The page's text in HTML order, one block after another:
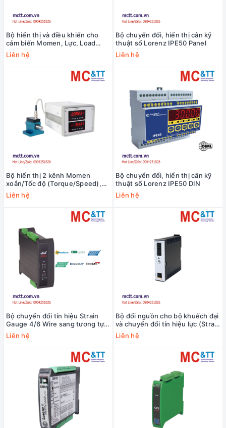
Bộ hiển thị và điều khiển cho
cảm biến Momen, Lực, Load
Cell, Strain Gauge Lorenz PAX
Liên hệ
Bộ chuyển đổi, hiển thị cân kỹ
thuật số Lorenz IPE50 Panel
Liên hệ
Bộ hiển thị 2 kênh Momen
xoắn/Tốc độ (Torque/Speed),
Momen xoắn/Góc quay
(Torque/Angle), Lực/độ dịch
Liên hệ
Bộ chuyển đổi, hiển thị cân kỹ
thuật số Lorenz IPE50 DIN
Liên hệ
Bộ chuyển đổi tín hiệu Strain
Gauge 4/6 Wire sang tương tự
Lorenz eNod4-T DIN
Liên hệ
Bộ đổi nguồn cho bộ khuếch đại
và chuyển đổi tín hiệu lực (Strain
Gauge) Lorenz GM41-NT
Liên hệ